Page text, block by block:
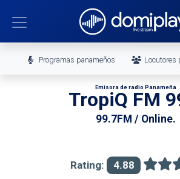
Programas panameños Locutores
Emisora de radio Panameña
TropiQ FM
99.7FM / Online.
Rating: 4.88